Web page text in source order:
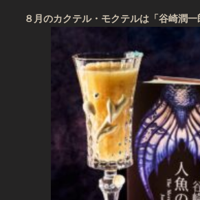
８月のカクテル・モクテルは「谷崎潤一